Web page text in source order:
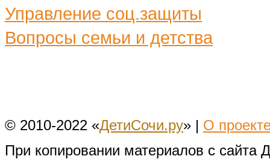
Управление соц.защиты
Вопросы семьи и детства
© 2010-2022 «ДетиСочи.ру» | О
При копировании материалов с сайта